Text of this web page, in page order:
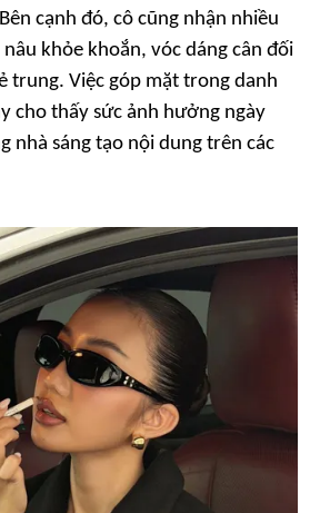
cạnh đó, cô cũng nhận nhiều
khỏe khoắn, vóc dáng cân đối
trung. Việc góp mặt trong danh
cho thấy sức ảnh hưởng ngày
nhà sáng tạo nội dung trên các